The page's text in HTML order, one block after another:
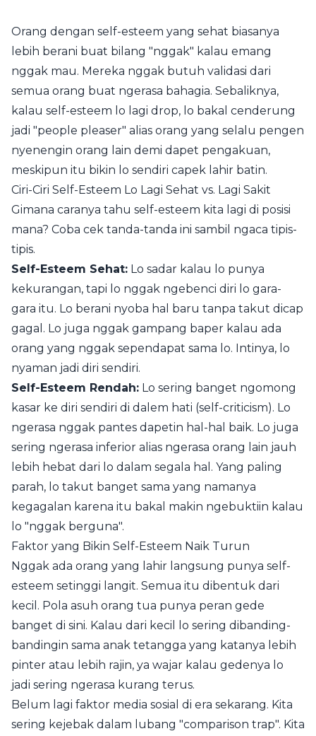
Orang dengan self-esteem yang sehat biasanya
lebih berani buat bilang "nggak" kalau emang
nggak mau. Mereka nggak butuh validasi dari
semua orang buat ngerasa bahagia. Sebaliknya,
kalau self-esteem lo lagi drop, lo bakal cenderung
jadi "people pleaser" alias orang yang selalu pengen
nyenengin orang lain demi dapet pengakuan,
meskipun itu bikin lo sendiri capek lahir batin.
Ciri-Ciri Self-Esteem Lo Lagi Sehat vs. Lagi Sakit
Gimana caranya tahu self-esteem kita lagi di posisi
mana? Coba cek tanda-tanda ini sambil ngaca tipis-
tipis.
Self-Esteem Sehat: Lo sadar kalau lo punya
kekurangan, tapi lo nggak ngebenci diri lo gara-
gara itu. Lo berani nyoba hal baru tanpa takut dicap
gagal. Lo juga nggak gampang baper kalau ada
orang yang nggak sependapat sama lo. Intinya, lo
nyaman jadi diri sendiri.
Self-Esteem Rendah: Lo sering banget ngomong
kasar ke diri sendiri di dalem hati (self-criticism). Lo
ngerasa nggak pantes dapetin hal-hal baik. Lo juga
sering ngerasa inferior alias ngerasa orang lain jauh
lebih hebat dari lo dalam segala hal. Yang paling
parah, lo takut banget sama yang namanya
kegagalan karena itu bakal makin ngebuktiin kalau
lo "nggak berguna".
Faktor yang Bikin Self-Esteem Naik Turun
Nggak ada orang yang lahir langsung punya self-
esteem setinggi langit. Semua itu dibentuk dari
kecil. Pola asuh orang tua punya peran gede
banget di sini. Kalau dari kecil lo sering dibanding-
bandingin sama anak tetangga yang katanya lebih
pinter atau lebih rajin, ya wajar kalau gedenya lo
jadi sering ngerasa kurang terus.
Belum lagi faktor media sosial di era sekarang. Kita
sering kejebak dalam lubang "comparison trap". Kita